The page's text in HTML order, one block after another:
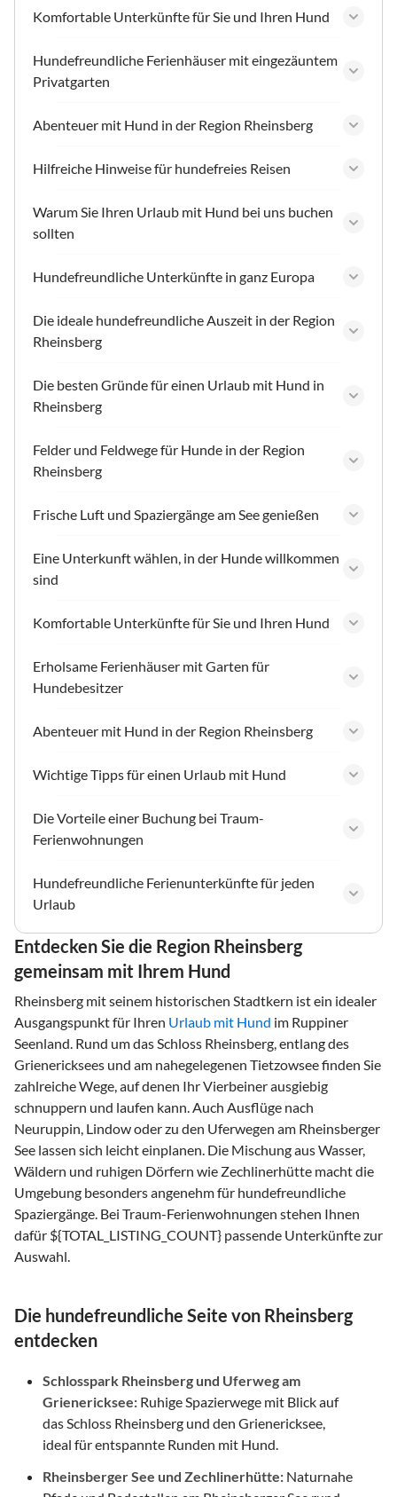
Komfortable Unterkünfte für Sie und Ihren Hund
Hundefreundliche Ferienhäuser mit eingezäuntem
Privatgarten
Abenteuer mit Hund in der Region Rheinsberg
Hilfreiche Hinweise für hundefreies Reisen
Warum Sie Ihren Urlaub mit Hund bei uns buchen
sollten
Hundefreundliche Unterkünfte in ganz Europa
Die ideale hundefreundliche Auszeit in der Region
Rheinsberg
Die besten Gründe für einen Urlaub mit Hund in
Rheinsberg
Felder und Feldwege für Hunde in der Region
Rheinsberg
Frische Luft und Spaziergänge am See genießen
Eine Unterkunft wählen, in der Hunde willkommen
sind
Komfortable Unterkünfte für Sie und Ihren Hund
Erholsame Ferienhäuser mit Garten für
Hundebesitzer
Abenteuer mit Hund in der Region Rheinsberg
Wichtige Tipps für einen Urlaub mit Hund
Die Vorteile einer Buchung bei Traum-
Ferienwohnungen
Hundefreundliche Ferienunterkünfte für jeden
Urlaub
Entdecken Sie die Region Rheinsberg
gemeinsam mit Ihrem Hund
Rheinsberg mit seinem historischen Stadtkern ist ein idealer
Ausgangspunkt für Ihren Urlaub mit Hund im Ruppiner
Seenland. Rund um das Schloss Rheinsberg, entlang des
Grienericksees und am nahegelegenen Tietzowsee finden Sie
zahlreiche Wege, auf denen Ihr Vierbeiner ausgiebig
schnuppern und laufen kann. Auch Ausflüge nach
Neuruppin, Lindow oder zu den Uferwegen am Rheinsberger
See lassen sich leicht einplanen. Die Mischung aus Wasser,
Wäldern und ruhigen Dörfern wie Zechlinerhütte macht die
Umgebung besonders angenehm für hundefreundliche
Spaziergänge. Bei Traum-Ferienwohnungen stehen Ihnen
dafür ${TOTAL_LISTING_COUNT} passende Unterkünfte zur
Auswahl.
Die hundefreundliche Seite von Rheinsberg
entdecken
Schlosspark Rheinsberg und Uferweg am
Grienericksee: Ruhige Spazierwege mit Blick auf
das Schloss Rheinsberg und den Grienericksee,
ideal für entspannte Runden mit Hund.
Rheinsberger See und Zechlinerhütte: Naturnahe